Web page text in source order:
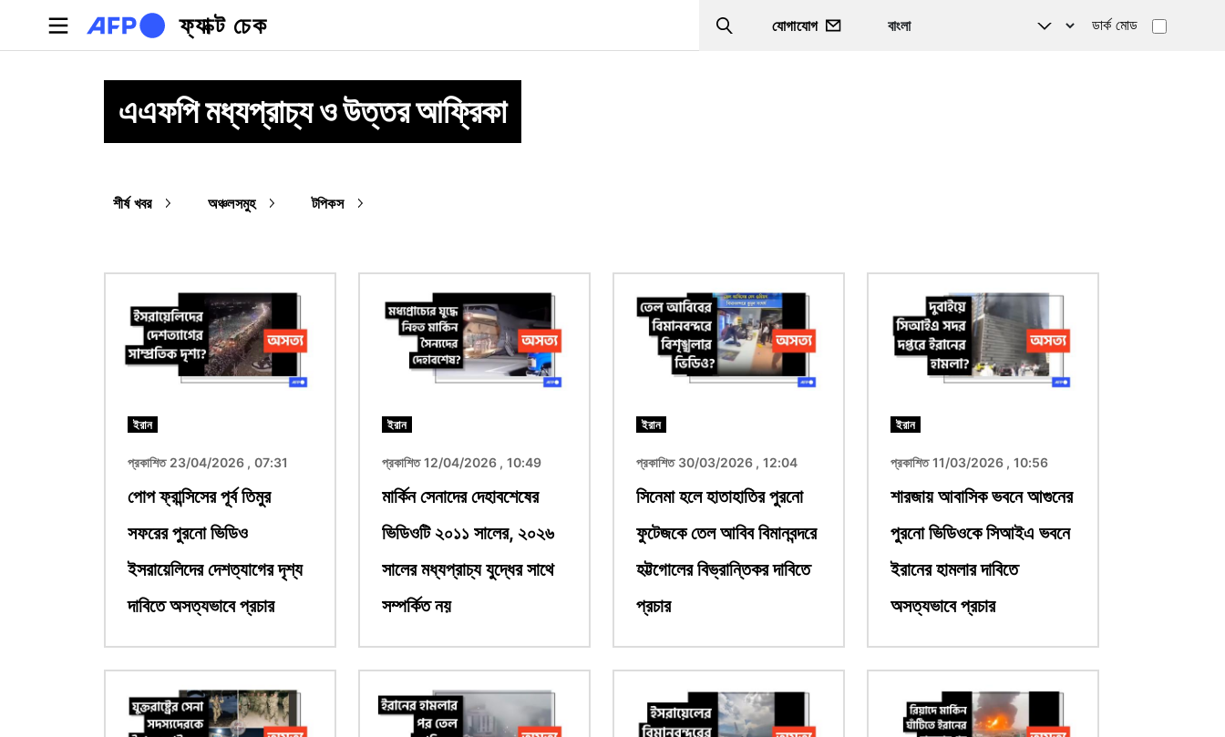
Skip to main content
ফ্যাক্ট চেক Search
যোগাযোগ ডার্ক মোড
এএফপি মধ্যপ্রাচ্য ও উত্তর আফ্রিকা
শীর্ষ খবর অঞ্চলসমুহ টপিকস
ইরান
প্রকাশিত 23/04/2026 , 07:31
পোপ ফ্রান্সিসের পূর্ব তিমুর
সফরের পুরনো ভিডিও
ইসরায়েলিদের দেশত্যাগের দৃশ্য
দাবিতে অসত্যভাবে প্রচার
ইরান
প্রকাশিত 12/04/2026 , 10:49
মার্কিন সেনাদের দেহাবশেষের
ভিডিওটি ২০১১ সালের, ২০২৬
সালের মধ্যপ্রাচ্য যুদ্ধের সাথে
সম্পর্কিত নয়
ইরান
প্রকাশিত 30/03/2026 , 12:04
সিনেমা হলে হাতাহাতির পুরনো
ফুটেজকে তেল আবিব বিমানবন্দরে
হট্টগোলের বিভ্রান্তিকর দাবিতে
প্রচার
ইরান
প্রকাশিত 11/03/2026 , 10:56
শারজায় আবাসিক ভবনে আগুনের
পুরনো ভিডিওকে সিআইএ ভবনে
ইরানের হামলার দাবিতে
অসত্যভাবে প্রচার